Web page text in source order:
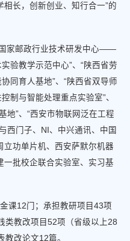
长，创新创业、知行合一”的
家邮政行业技术研发中心——
验教学示范中心”、“陕西省劳
同育人基地”、“陕西省双导师
制与智能处理重点实验室”、
地”、“西安市物联网泛在工程
西门子、NI、中兴通讯、中国
立功单片机、西安萨默尔机器
一批校企联合实验室、实习基
课12门；承担教研项目43项
类教改项目52项（省级以上28
改论文12篇。